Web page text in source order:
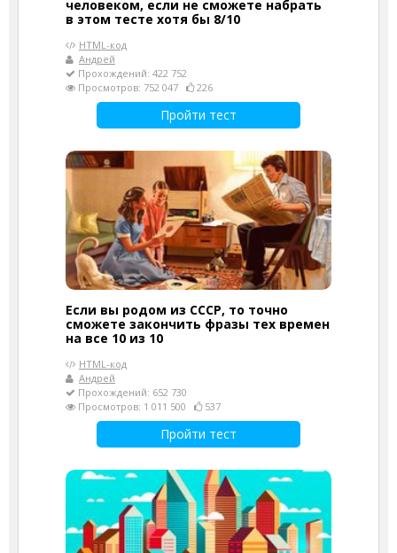
человеком, если не сможете набрать
в этом тесте хотя бы 8/10
HTML-код
Андрей
Прохождений: 422 752
Просмотров: 752 047
226
Пройти тест
Если вы родом из СССР, то точно
сможете закончить фразы тех времен
на все 10 из 10
HTML-код
Андрей
Прохождений: 652 730
Просмотров: 1 011 500
537
Пройти тест